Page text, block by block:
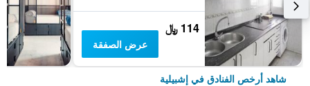
114 ﷼
عرض الصفقة
شاهد أرخص الفنادق في إشبيلية